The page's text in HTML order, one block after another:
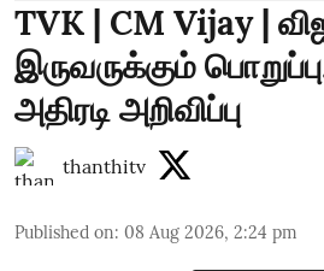
TVK | CM Vijay |
இருவருக்கும்
அதிரடி அறிவிப்பு
thanthitv
Published on: 08 Aug 2026, 2:24 pm